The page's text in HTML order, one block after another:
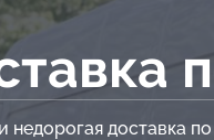
недорогая доставка